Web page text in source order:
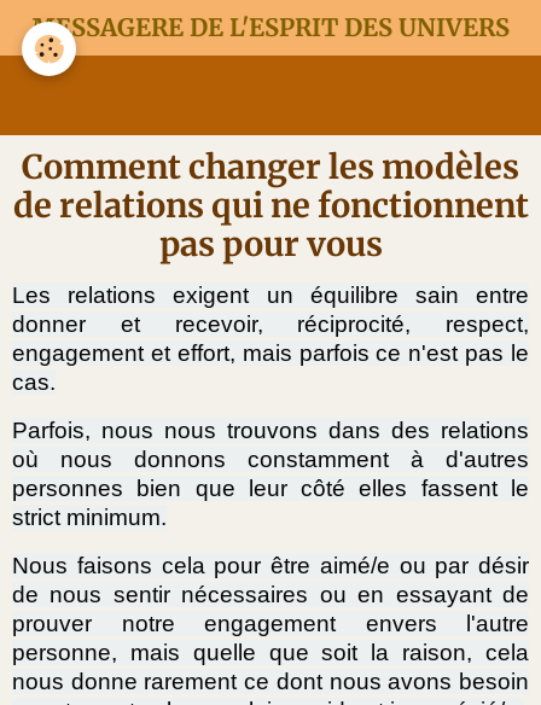
MESSAGERE DE L'ESPRIT DES UNIVERS
Comment changer les modèles
de relations qui ne fonctionnent
pas pour vous
Les relations exigent un équilibre sain entre
donner et recevoir, réciprocité, respect,
engagement et effort, mais parfois ce n'est pas le
cas.
Parfois, nous nous trouvons dans des relations
où nous donnons constamment à d'autres
personnes bien que leur côté elles fassent le
strict minimum.
Nous faisons cela pour être aimé/e ou par désir
de nous sentir nécessaires ou en essayant de
prouver notre engagement envers l'autre
personne, mais quelle que soit la raison, cela
nous donne rarement ce dont nous avons besoin